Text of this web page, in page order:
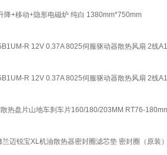
降+移动+隐形电磁炉 纯白 1380mm*750mm
R 12V 0.37A 8025伺服驱动器散热风扇 2线
R 12V 0.37A 8025伺服驱动器散热风扇 2线
热盘片山地车刹车片160/180/203MM RT76-
迈锐宝XL机油散热器密封圈滤芯垫 密封圈（原装）